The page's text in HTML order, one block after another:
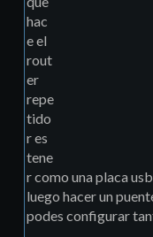
hac
e el
rout
er
repe
tido
r es
tene
r como una placa
luego hacer un
podes configurar